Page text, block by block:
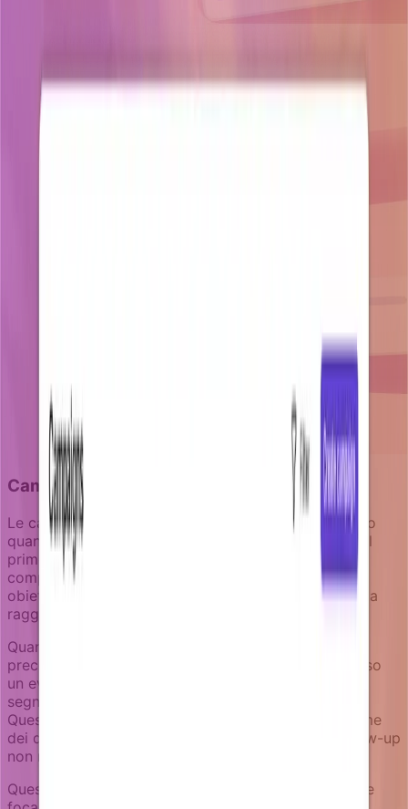
Campagne di retention goal-aware
Le campagne efficaci di prevenzione del churn sanno
quando fermarsi. Un utente che si ri-impegna dopo il
primo messaggio non ha bisogno della sequenza
completa. Le campagne Notifizz includono logica di
obiettivi che rimuove gli utenti dal percorso una volta
raggiunto l'obiettivo di retention.
Quando il tuo prodotto rileva che un utente
precedentemente disimpegnato è tornato - attraverso
un evento di login, utilizzo di funzionalità, o altro
segnale di engagement - attiva un evento obiettivo.
Questo rimuove automaticamente l'utente dall'insieme
dei destinatari idonei, prevenendo messaggi di follow-up
non necessari.
Questo approccio goal-aware mantiene le campagne